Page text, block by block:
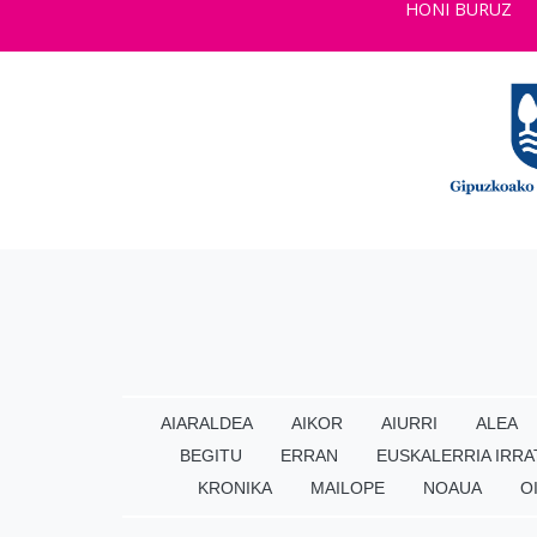
HONI BURUZ
AIARALDEA AIKOR AIURRI ALEA
BEGITU
ERRAN EUSKALERRIA
KRONIKA
MAILOPE NOAUA